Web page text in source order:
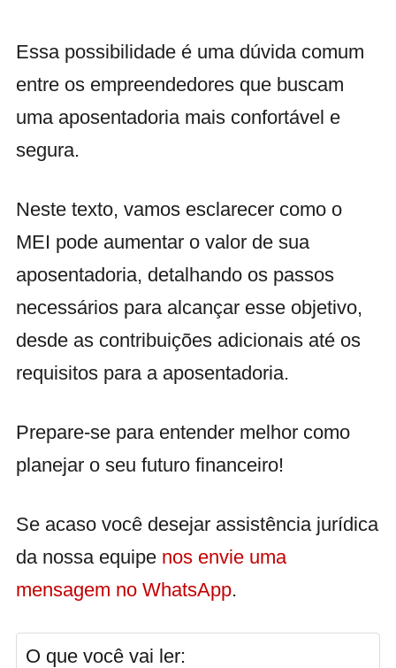
Essa possibilidade é uma dúvida comum
entre os empreendedores que buscam
uma aposentadoria mais confortável e
segura.
Neste texto, vamos esclarecer como o
MEI pode aumentar o valor de sua
aposentadoria, detalhando os passos
necessários para alcançar esse objetivo,
desde as contribuições adicionais até os
requisitos para a aposentadoria.
Prepare-se para entender melhor como
planejar o seu futuro financeiro!
Se acaso você desejar assistência jurídica
da nossa equipe nos envie uma
mensagem no WhatsApp.
O que você vai ler: